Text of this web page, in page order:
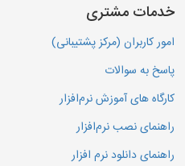
خدمات مشتری
امور کاربران (مرکز پشتیبانی)
پاسخ به سوالات
کارگاه های آموزش نرم‌افزار
راهنمای نصب نرم‌افزار
راهنمای دانلود نرم افزار